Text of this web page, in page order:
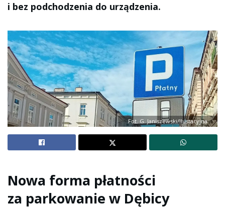
i bez podchodzenia do urządzenia.
Fot. G. Janiszewski/Ilustacyjna
Nowa forma płatności
za parkowanie w Dębicy